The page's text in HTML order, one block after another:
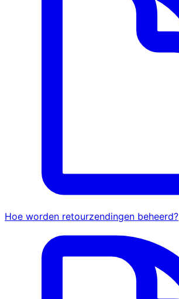
Hoe worden retourzendingen beheerd?